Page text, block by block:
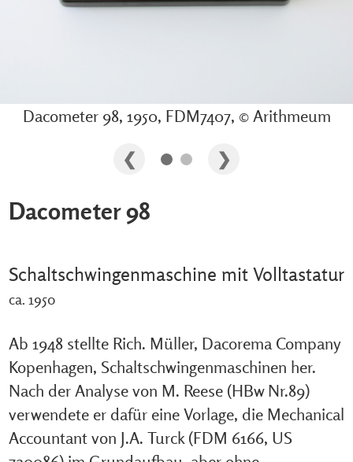
Dacometer 98, 1950, FDM7407, © Arithmeum
Dacometer 98
Schaltschwingenmaschine mit Volltastatur
ca. 1950
Ab 1948 stellte Rich. Müller, Dacorema Company
Kopenhagen, Schaltschwingenmaschinen her.
Nach der Analyse von M. Reese (HBw Nr.89)
verwendete er dafür eine Vorlage, die Mechanical
Accountant von J.A. Turck (FDM 6166, US